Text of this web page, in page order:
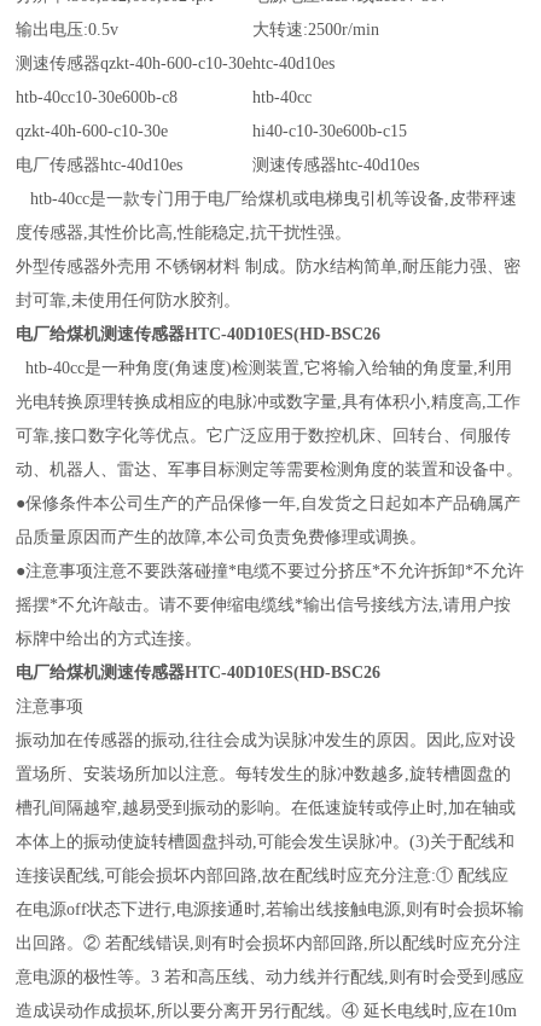
输出电压:0.5v
大转速:2500r/min
测速传感器qzkt-40h-600-c10-30ehtc-40d10es
htb-40cc10-30e600b-c8
htb-40cc
qzkt-40h-600-c10-30e
hi40-c10-30e600b-c15
电厂传感器htc-40d10es
测速传感器htc-40d10es
htb-40cc是一款专门用于电厂给煤机或电梯曳引机等设备,皮带秤速
度传感器,其性价比高,性能稳定,抗干扰性强。
外型传感器外壳用 不锈钢材料 制成。防水结构简单,耐压能力强、密
封可靠,未使用任何防水胶剂。
电厂给煤机测速传感器HTC-40D10ES(HD-BSC26
htb-40cc是一种角度(角速度)检测装置,它将输入给轴的角度量,利用
光电转换原理转换成相应的电脉冲或数字量,具有体积小,精度高,工作
可靠,接口数字化等优点。它广泛应用于数控机床、回转台、伺服传
动、机器人、雷达、军事目标测定等需要检测角度的装置和设备中。
●保修条件本公司生产的产品保修一年,自发货之日起如本产品确属产
品质量原因而产生的故障,本公司负责免费修理或调换。
●注意事项注意不要跌落碰撞*电缆不要过分挤压*不允许拆卸*不允许
摇摆*不允许敲击。请不要伸缩电缆线*输出信号接线方法,请用户按
标牌中给出的方式连接。
电厂给煤机测速传感器HTC-40D10ES(HD-BSC26
注意事项
振动加在传感器的振动,往往会成为误脉冲发生的原因。因此,应对设
置场所、安装场所加以注意。每转发生的脉冲数越多,旋转槽圆盘的
槽孔间隔越窄,越易受到振动的影响。在低速旋转或停止时,加在轴或
本体上的振动使旋转槽圆盘抖动,可能会发生误脉冲。(3)关于配线和
连接误配线,可能会损坏内部回路,故在配线时应充分注意:① 配线应
在电源off状态下进行,电源接通时,若输出线接触电源,则有时会损坏输
出回路。② 若配线错误,则有时会损坏内部回路,所以配线时应充分注
意电源的极性等。3 若和高压线、动力线并行配线,则有时会受到感应
造成误动作成损坏,所以要分离开另行配线。④ 延长电线时,应在10m